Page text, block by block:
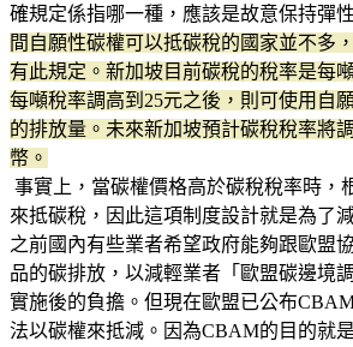
確規定係指哪一種，應該是故意保持彈
間自願性碳權可以抵碳稅的國家並不多
有此規定。新加坡目前碳稅的稅率是每
每噸稅率調高到25元之後，則可使用自
的排放量。未來新加坡預計碳稅稅率將
幣。
事實上，當碳權價格高於碳稅稅率時，
來抵碳稅，因此這項制度設計就是為了
之前國內有些業者希望政府能夠跟歐盟
品的碳排放，以減輕業者「歐盟碳邊境
實施後的負擔。但現在歐盟已公布
法以碳權來抵減。因為CBAM的目的就